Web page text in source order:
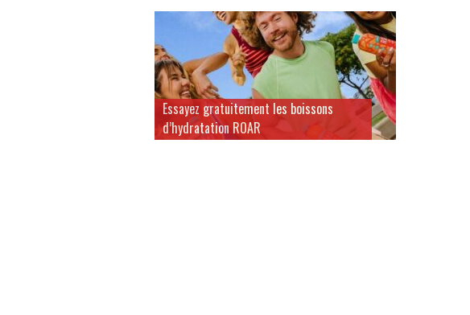
Essayez gratuitement les boissons
d’hydratation ROAR